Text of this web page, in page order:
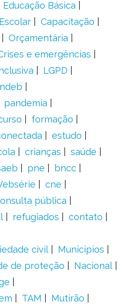
Educação Básica
Capacitação
Orçamentária
e emergências
LGPD
pandemia
formação
estudo
crianças
saúde
pne
bncc
cne
pública
refugiados
contato
civil
Municípios
de proteção
Nacional
TAM
Mutirão